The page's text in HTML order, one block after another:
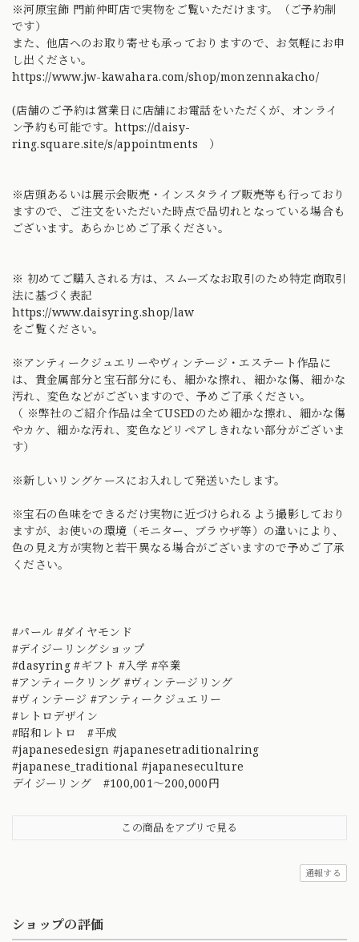
※河原宝飾 門前仲町店で実物をご覧いただけます。（ご予約制
です）
また、他店へのお取り寄せも承っておりますので、お気軽にお申
し出ください。
https://www.jw-kawahara.com/shop/monzennakacho/
(店舗のご予約は営業日に店舗にお電話をいただくが、オンライ
ン予約も可能です。 https://daisy-
ring.square.site/s/appointments ）
※店頭あるいは展示会販売・インスタライブ販売等も行っており
ますので、ご注文をいただいた時点で品切れとなっている場合も
ございます。あらかじめご了承ください。
※ 初めてご購入される方は、スムーズなお取引のため特定商取引
法に基づく表記
https://www.daisyring.shop/law
をご覧ください。
※アンティークジュエリーやヴィンテージ・エステート作品に
は、貴金属部分と宝石部分にも、細かな擦れ、細かな傷、細かな
汚れ、変色などがございますので、予めご了承ください。
（ ※弊社のご紹介作品は全てUSEDのため細かな擦れ、細かな傷
やカケ、細かな汚れ、変色などリペアしきれない部分がございま
す）
※新しいリングケースにお入れして発送いたします。
※宝石の色味をできるだけ実物に近づけられるよう撮影しており
ますが、お使いの環境（モニター、ブラウザ等）の違いにより、
色の見え方が実物と若干異なる場合がございますので予めご了承
ください。
#パール #ダイヤモンド
#デイジーリングショップ
#dasyring #ギフト #入学 #卒業
#アンティークリング #ヴィンテージリング
#ヴィンテージ #アンティークジュエリー
#レトロデザイン
#昭和レトロ #平成
#japanesedesign #japanesetraditionalring
#japanese_traditional #japaneseculture
デイジーリング #100,001～200,000円
この商品をアプリで見る
通報する
ショップの評価